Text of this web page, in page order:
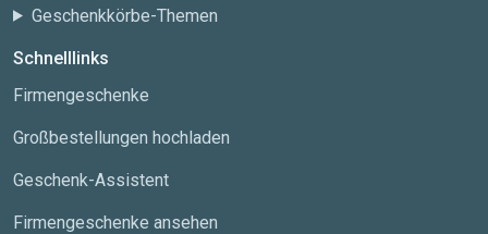
Geschenkkörbe-Themen
Schnelllinks
Firmengeschenke
Großbestellungen hochladen
Geschenk-Assistent
Firmengeschenke ansehen